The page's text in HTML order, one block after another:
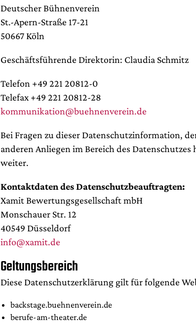
Deutscher Bühnenverein
St.-Apern-Straße 17-21
50667 Köln
Geschäftsführende Direktorin: Claudia Schmitz
Telefon +49 221 20812-0
Telefax +49 221 20812-28
kommunikation@buehnenverein.de
Bei Fragen zu dieser Datenschutzinformation,
anderen Anliegen im Bereich des
weiter.
Kontaktdaten des Datenschutzbeauftragten:
Xamit Bewertungsgesellschaft mbH
Monschauer Str. 12
40549 Düsseldorf
info@xamit.de
Geltungsbereich
Diese Datenschutzerklärung gilt für folgende
backstage.buehnenverein.de
berufe-am-theater.de